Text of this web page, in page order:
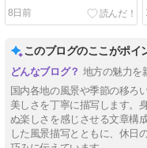
8日前
このブログのここがポイ
地方の魅力を
国内各地の風景や季節の移ろ
美しさを丁寧に描写します。
ぬ楽しさを感じさせる文章構
した風景描写とともに、休日